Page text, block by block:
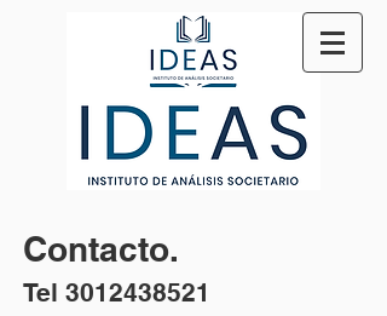
Contacto.
Tel 3012438521